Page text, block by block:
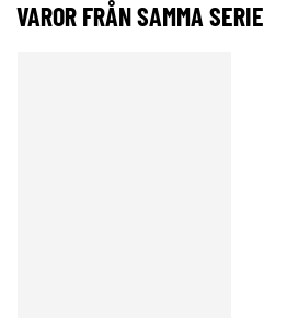
VAROR FRÅN SAMMA SERIE